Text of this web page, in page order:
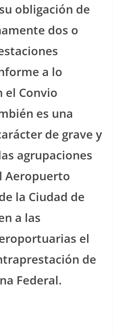
obligación de
dos o
a lo
el Convio
es una
de grave y
agrupaciones
Aeropuerto
la Ciudad de
a las
el
de
Federal.